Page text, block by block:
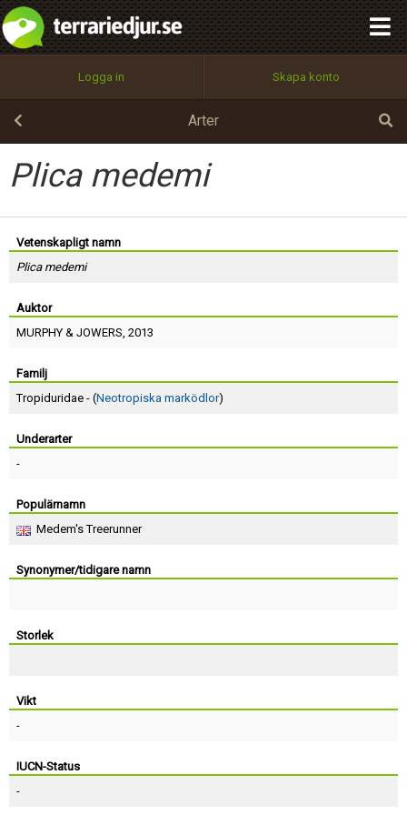
Logga in Skapa konto
Arter
Plica medemi
Vetenskapligt namn
Plica medemi
Auktor
MURPHY & JOWERS, 2013
Familj
Tropiduridae - (Neotropiska marködlor)
Underarter
-
Populärnamn
Medem's Treerunner
Synonymer/tidigare namn
Storlek
Vikt
-
IUCN-Status
-
Utför
100%
OK
integritetspolicy
Namn:
Epost:
Lösenord:
Terms of Service
Skapa konto
Begär nytt lösenord
Tillbaka till förstasidan